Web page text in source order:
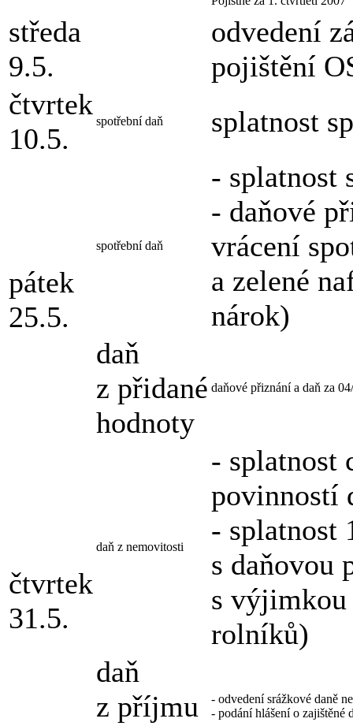
středa
9.5.
odvedení
pojištění
čtvrtek
10.5.
spotřební daň splatnost
pátek
25.5.
spotřební daň
- splatnost
- daňové
vrácení
a zelené
nárok)
daň
z přidané
hodnoty
daňové přiznání a daň za
čtvrtek
31.5.
daň z nemovitosti
- splatnost
povinností
- splatnost
s daňovou
s výjimkou
rolníků)
daň
z příjmu
- odvedení srážkové daně
- podání hlášení o zajištěné